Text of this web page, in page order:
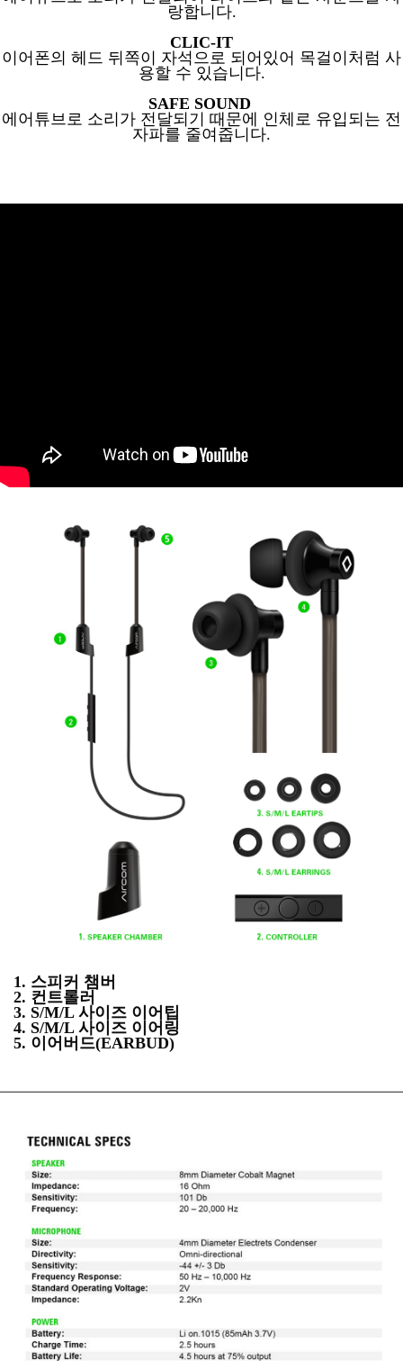
랑합니다.
CLIC-IT
이어폰의 헤드 뒤쪽이 자석으로 되어있어 목걸이처럼 사
용할 수 있습니다.
SAFE SOUND
에어튜브로 소리가 전달되기 때문에 인체로 유입되는 전
자파를 줄여줍니다.
1. 스피커 챔버
2. 컨트롤러
3. S/M/L 사이즈 이어팁
4. S/M/L 사이즈 이어링
5. 이어버드(EARBUD)